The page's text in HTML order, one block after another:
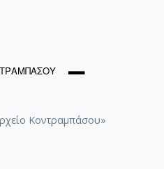
Κοντραμπάσου»